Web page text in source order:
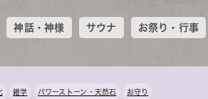
神話・神様 サウナ お祭り・行事
雑学 パワーストーン・天然石 お守り